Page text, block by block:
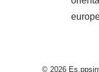
© 2026